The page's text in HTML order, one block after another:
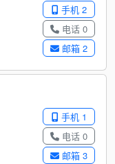
手机 2
电话 0
邮箱 2
手机 1
电话 0
邮箱 3